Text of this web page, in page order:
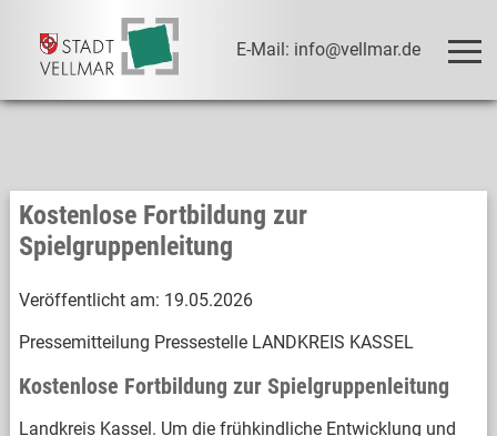
E-Mail: info@vellmar.de
Kostenlose Fortbildung zur
Spielgruppenleitung
Veröffentlicht am: 19.05.2026
Pressemitteilung Pressestelle LANDKREIS KASSEL
Kostenlose Fortbildung zur Spielgruppenleitung
Landkreis Kassel. Um die frühkindliche Entwicklung und